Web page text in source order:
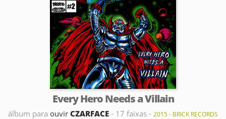
Every Hero Needs a Villain
álbum para ouvir CZARFACE - 17 faixas - 2015 - BRICK RECORDS